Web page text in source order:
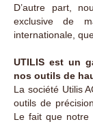
D’autre part,
exclusive de
internationale,
UTILIS est un
nos outils de
La société Utilis
outils de
Le fait que notre